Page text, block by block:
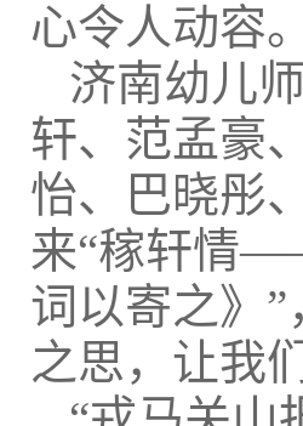
心令人动容。
济南幼儿
轩、范孟豪
怡、巴晓彤
来“稼轩情
词以寄之》
之思，让我